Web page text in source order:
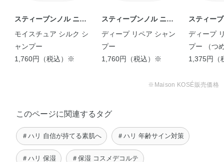
ン・テトラエチルヘキサン酸ペンタエリスリチル・ベヘニ
スティーブンノル ニュ
ーヨーク
モイスチュア シルク シ
ャンプー
1,760円（税込）※
スティーブンノル ニュ
ーヨーク
ディープ リペア シャン
プー
1,760円（税込）※
スティー
ーヨーク
ディープ
プー （つ
1,375円（
※Maison KOSÉ販売価格
このページに関連するタグ
＃ハリ 自信が持てる素肌へ ＃ハリ 年齢サイン対策
＃ハリ 保湿 ＃保湿 コスメデコルテ